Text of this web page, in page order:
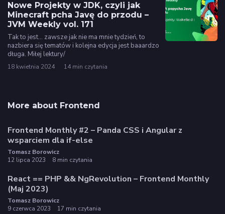
Nowe Projekty w JDK, czyli jak
Minecraft pcha Javę do przodu –
JVM Weekly vol. 171
Tak to jest... zawsze jak nie ma mnie tydzień, to
nazbiera się tematów i kolejna edycja jest baaardzo
długa. Miłej lektury/
18 kwietnia 2024 14 min czytania
More about Frontend
Frontend Monthly #2 – Panda CSS i Angular z
wsparciem dla if-else
Tomasz Borowicz
12 lipca 2023
8 min czytania
React == PHP && NgRevolution – Frontend Monthly
(Maj 2023)
Tomasz Borowicz
9 czerwca 2023
17 min czytania